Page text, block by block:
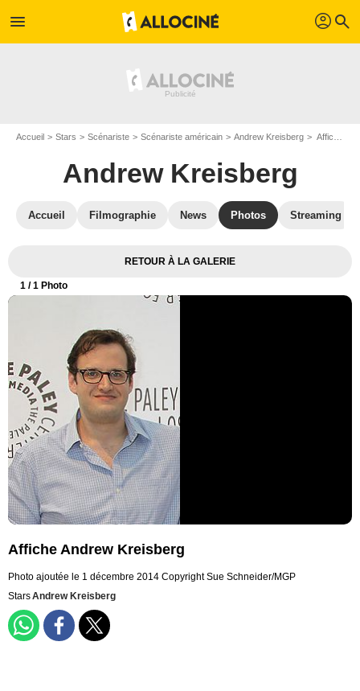
menu profil search
Accueil Stars Scénariste Scénariste américain Andrew Kreisberg Affiche Andrew Kreisberg
Andrew Kreisberg
Accueil Filmographie News Photos Streaming
RETOUR À LA GALERIE
1 / 1 Photo
Affiche Andrew Kreisberg
Photo ajoutée le 1 décembre 2014 Copyright Sue Schneider/MGP
StarsAndrew Kreisberg